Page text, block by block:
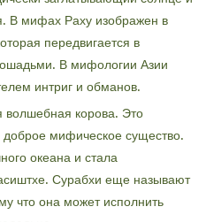
В мифах Раху изображен в
передвигается в
В мифологии Азии
интриг и обманов.
корова. Это
мифическое существо.
океана и стала
Сурабхи еще называют
что она может исполнить